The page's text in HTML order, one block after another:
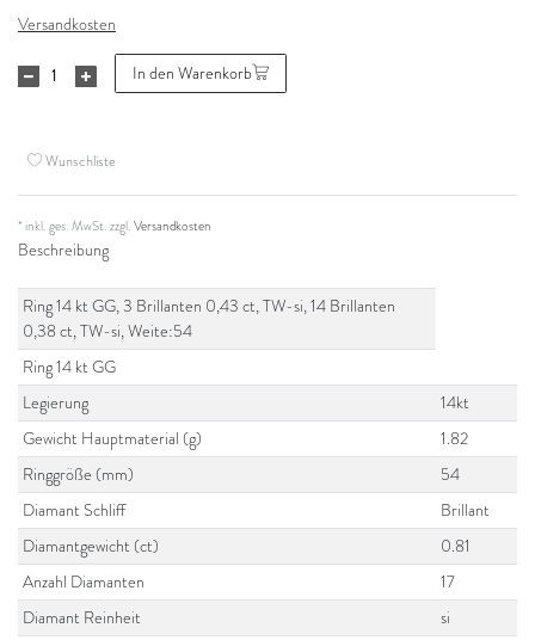
Versandkosten
In den Warenkorb
Wunschliste
* inkl. ges. MwSt. zzgl.Versandkosten
Beschreibung
Ring 14 kt GG, 3 Brillanten 0,43 ct, TW-si, 14 Brillanten
0,38 ct, TW-si, Weite:54
Ring 14 kt GG
Legierung
14kt
Gewicht Hauptmaterial (g)
1.82
Ringgröße (mm)
54
Diamant Schliff
Brillant
Diamantgewicht (ct)
0.81
Anzahl Diamanten
17
Diamant Reinheit
si